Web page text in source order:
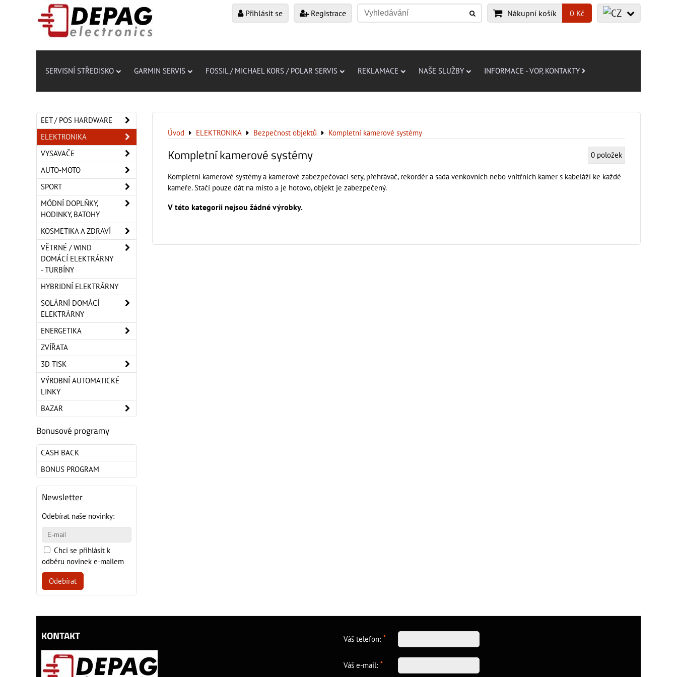
Přihlásit se Registrace Nákupní košík 0 Kč
SERVISNÍ STŘEDISKO GARMIN SERVIS FOSSIL / MICHAEL KORS / POLAR SERVIS REKLAMACE NAŠE SLUŽBY INFORMACE - VOP, KONTAKTY
Úvod ELEKTRONIKA Bezpečnost objektů Kompletní kamerové systémy
Kompletní kamerové systémy 0 položek
Kompletní kamerové systémy a kamerové zabezpečovací sety, přehrávač, rekordér a sada venkovních nebo vnitřních kamer s kabeláží ke každé
kameře. Stačí pouze dát na místo a je hotovo, objekt je zabezpečený.
EET / POS HARDWARE
ELEKTRONIKA
VYSAVAČE
AUTO-MOTO
SPORT
MÓDNÍ DOPLŇKY,
HODINKY, BATOHY
KOSMETIKA A ZDRAVÍ
VĚTRNÉ / WIND
DOMÁCÍ ELEKTRÁRNY
- TURBÍNY
HYBRIDNÍ ELEKTRÁRNY
SOLÁRNÍ DOMÁCÍ
ELEKTRÁRNY
ENERGETIKA
ZVÍŘATA
3D TISK
VÝROBNÍ AUTOMATICKÉ
LINKY
BAZAR
Bonusové programy
CASH BACK
BONUS PROGRAM
Newsletter
Odebírat naše novinky:
Chci se přihlásit k
odběru novinek e-mailem
Odebírat
KONTAKT Váš telefon: *
Váš e-mail: *